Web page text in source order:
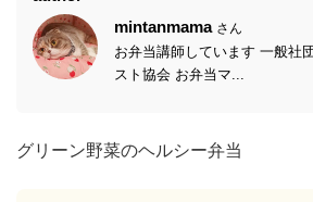
mintanmama さん
お弁当講師しています 一般社
スト協会 お弁当マ...
グリーン野菜のヘルシー弁当